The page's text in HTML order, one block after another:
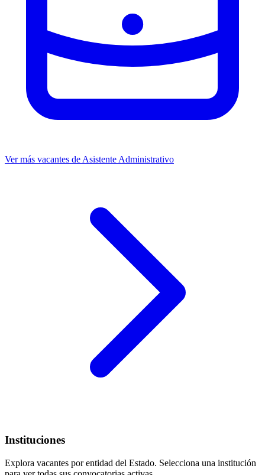
Ver más vacantes de Asistente Administrativo
Instituciones
Explora vacantes por entidad del Estado. Selecciona una institución